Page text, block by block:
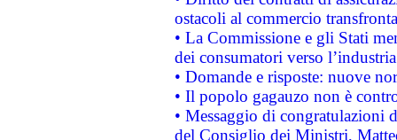
ostacoli al commercio
• La Commissione e gli Stati
dei consumatori verso
• Domande e risposte: nuove
• Il popolo gagauzo non è
• Messaggio di congratulazioni
del Consiglio dei Ministri,